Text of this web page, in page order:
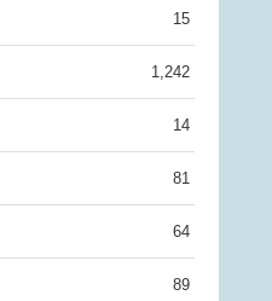
15
1,242
14
81
64
89